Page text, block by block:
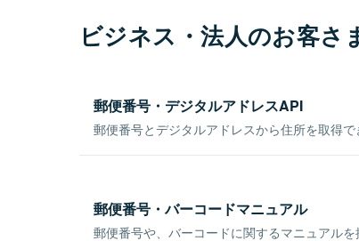
ビジネス・法人のお客さ
郵便番号・デジタルアドレスAPI
郵便番号とデジタルアドレスから住所を取得で
郵便番号・バーコードマニュアル
郵便番号や、バーコードに関するマニュアルを